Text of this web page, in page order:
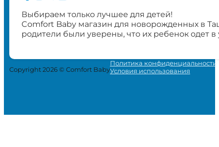
Выбираем только лучшее для детей!
Comfort Baby магазин для новорожденных в
родители были уверены, что их ребенок одет
Copyright 2026 © Comfort Baby
Политика конфиденциальности
Условия использования